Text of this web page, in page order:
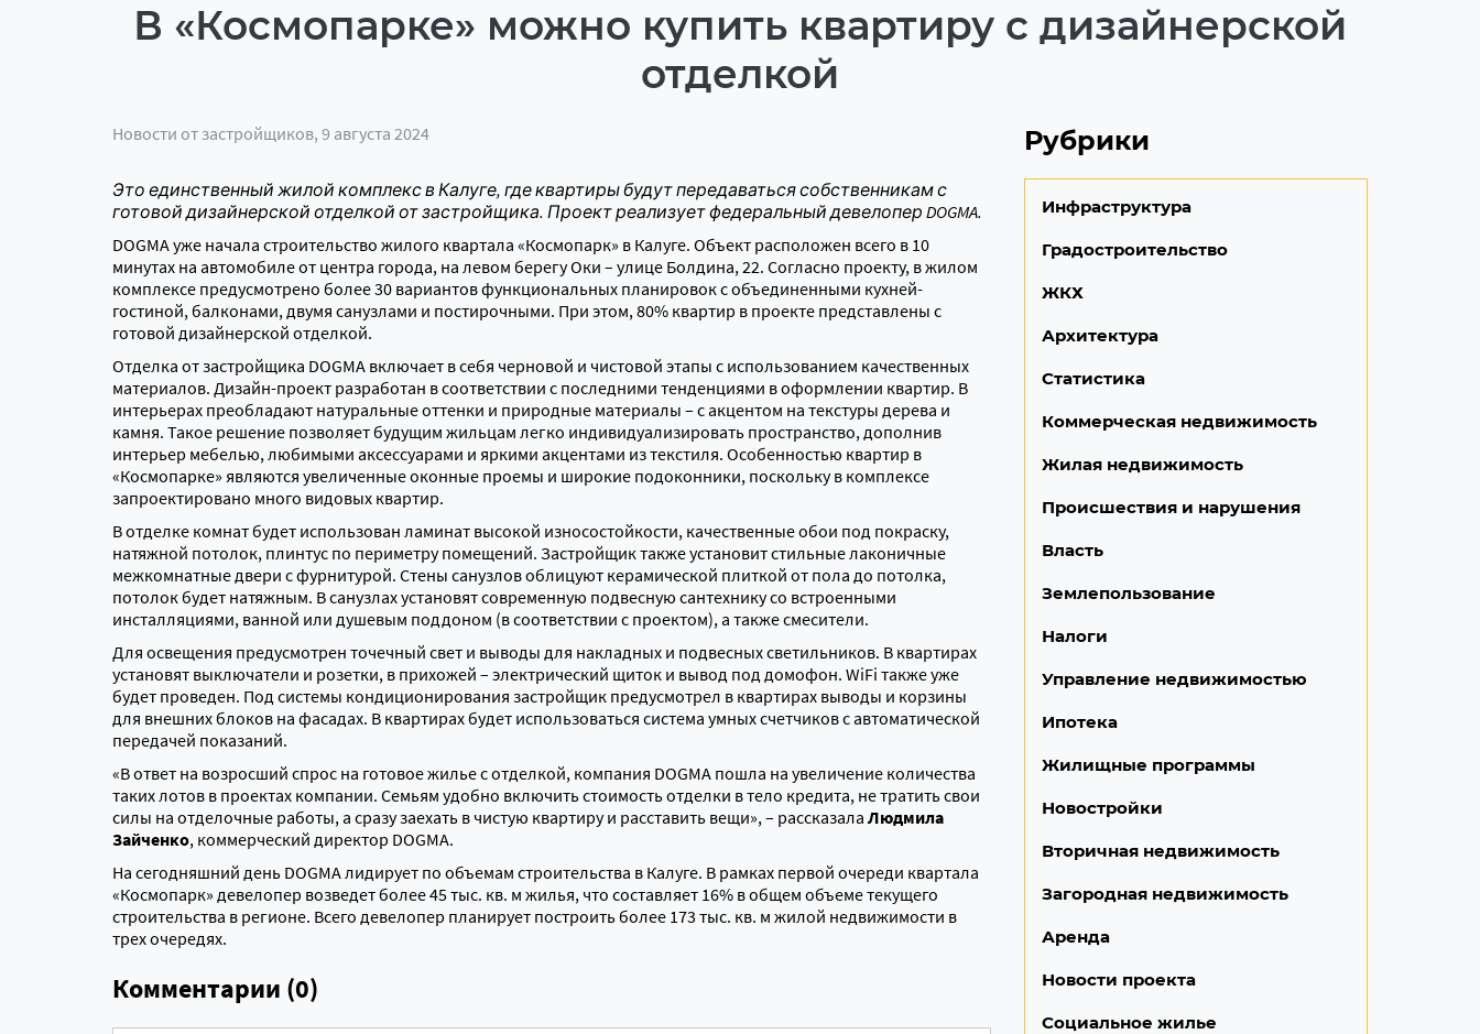
В «Космопарке» можно купить квартиру с дизайнерской
отделкой
Новости от застройщиков, 9 августа 2024
Это единственный жилой комплекс в Калуге, где квартиры будут передаваться собственникам с
готовой дизайнерской отделкой от застройщика. Проект реализует федеральный девелопер DOGMA.
DOGMA уже начала строительство жилого квартала «Космопарк» в Калуге. Объект расположен всего в 10
минутах на автомобиле от центра города, на левом берегу Оки – улице Болдина, 22. Согласно проекту, в жилом
комплексе предусмотрено более 30 вариантов функциональных планировок с объединенными кухней-
гостиной, балконами, двумя санузлами и постирочными. При этом, 80% квартир в проекте представлены с
готовой дизайнерской отделкой.
Отделка от застройщика DOGMA включает в себя черновой и чистовой этапы с использованием качественных
материалов. Дизайн-проект разработан в соответствии с последними тенденциями в оформлении квартир. В
интерьерах преобладают натуральные оттенки и природные материалы – с акцентом на текстуры дерева и
камня. Такое решение позволяет будущим жильцам легко индивидуализировать пространство, дополнив
интерьер мебелью, любимыми аксессуарами и яркими акцентами из текстиля. Особенностью квартир в
«Космопарке» являются увеличенные оконные проемы и широкие подоконники, поскольку в комплексе
запроектировано много видовых квартир.
В отделке комнат будет использован ламинат высокой износостойкости, качественные обои под покраску,
натяжной потолок, плинтус по периметру помещений. Застройщик также установит стильные лаконичные
межкомнатные двери с фурнитурой. Стены санузлов облицуют керамической плиткой от пола до потолка,
потолок будет натяжным. В санузлах установят современную подвесную сантехнику со встроенными
инсталляциями, ванной или душевым поддоном (в соответствии с проектом), а также смесители.
Для освещения предусмотрен точечный свет и выводы для накладных и подвесных светильников. В квартирах
установят выключатели и розетки, в прихожей – электрический щиток и вывод под домофон. WiFi также уже
будет проведен. Под системы кондиционирования застройщик предусмотрел в квартирах выводы и корзины
для внешних блоков на фасадах. В квартирах будет использоваться система умных счетчиков с автоматической
передачей показаний.
«В ответ на возросший спрос на готовое жилье с отделкой, компания DOGMA пошла на увеличение количества
таких лотов в проектах компании. Семьям удобно включить стоимость отделки в тело кредита, не тратить свои
силы на отделочные работы, а сразу заехать в чистую квартиру и расставить вещи», – рассказала Людмила
Зайченко, коммерческий директор DOGMA.
На сегодняшний день DOGMA лидирует по объемам строительства в Калуге. В рамках первой очереди квартала
«Космопарк» девелопер возведет более 45 тыс. кв. м жилья, что составляет 16% в общем объеме текущего
строительства в регионе. Всего девелопер планирует построить более 173 тыс. кв. м жилой недвижимости в
трех очередях.
Комментарии (0)
Рубрики
Инфраструктура
Градостроительство
ЖКХ
Архитектура
Статистика
Коммерческая недвижимость
Жилая недвижимость
Происшествия и нарушения
Власть
Землепользование
Налоги
Управление недвижимостью
Ипотека
Жилищные программы
Новостройки
Вторичная недвижимость
Загородная недвижимость
Аренда
Новости проекта
Социальное жилье